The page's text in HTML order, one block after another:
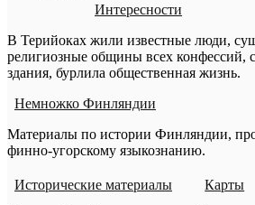
Интересности
В Терийоках жили известные люди,
религиозные общины всех конфессий,
здания, бурлила общественная жизнь.
Немножко Финляндии
Материалы по истории Финляндии,
финно-угорскому языкознанию.
Исторические материалы Карты